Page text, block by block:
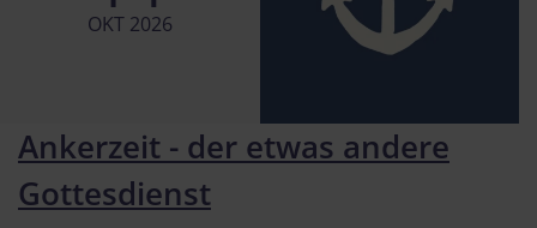
OKT 2026
Ankerzeit - der etwas andere
Gottesdienst